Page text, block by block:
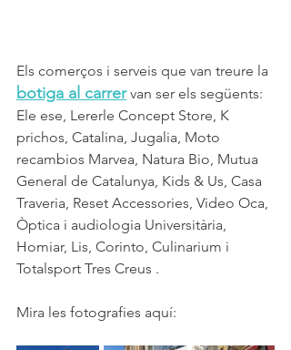
Els comerços i serveis que van treure la
botiga al carrer van ser el s següents:
Ele ese, Lererle Concept Store, K
prichos, Catalina, Jugalia, Moto
recambios Marvea, Natura Bio, Mutua
General de Catalunya, Kids & Us, Casa
Traveria, Reset Accessories, Video Oca,
Òptica i audiologia Universitària,
Homiar, Lis, Corinto, Culinarium i
Totalsport Tres Creus .
Mira les fotografies aquí: